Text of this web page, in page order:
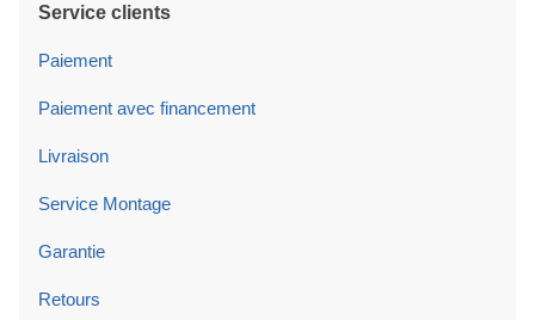
Service clients
Paiement
Paiement avec financement
Livraison
Service Montage
Garantie
Retours